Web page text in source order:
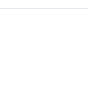
險箱、書桌